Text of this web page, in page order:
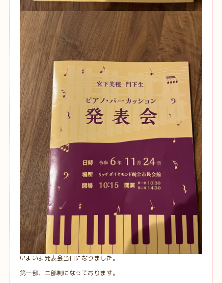
いよいよ発表会当日になりました。
第一部、二部制になっております。